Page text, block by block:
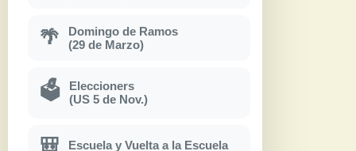
🌴
Domingo de Ramos
(29 de Marzo)
🗳
Eleccioners
(US 5 de Nov.)
🎒 Escuela y Vuelta a la Escuela